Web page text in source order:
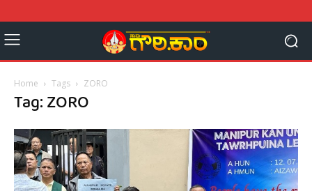
Home Tags ZORO
Tag: ZORO